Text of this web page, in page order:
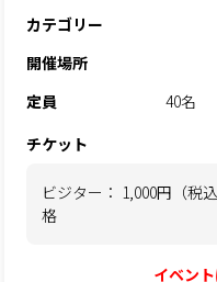
カテゴリー
開催場所
定員
40名
チケット
ビジター： 1,000円（税
格
イベント